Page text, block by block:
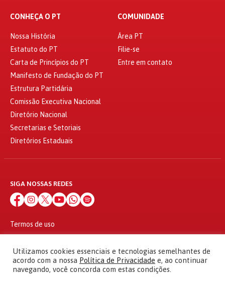
CONHEÇA O PT
Nossa História
Estatuto do PT
Carta de Princípios do PT
Manifesto de Fundação do PT
Estrutura Partidária
Comissão Executiva Nacional
Diretório Nacional
Secretarias e Setoriais
Diretórios Estaduais
COMUNIDADE
Área PT
Filie-se
Entre em contato
SIGA NOSSAS REDES
Termos de uso
© 2010 - 2026
Partido dos Trabalhadores Todos os direitos reservados
Utilizamos cookies essenciais e tecnologias semelhantes de
acordo com a nossa Política de Privacidade e, ao continuar
navegando, você concorda com estas condições.